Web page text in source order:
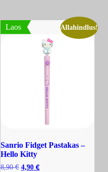
Laos Allahindlus!
Sanrio Fidget Pastakas –
Hello Kitty
8,90€ 4,90 €